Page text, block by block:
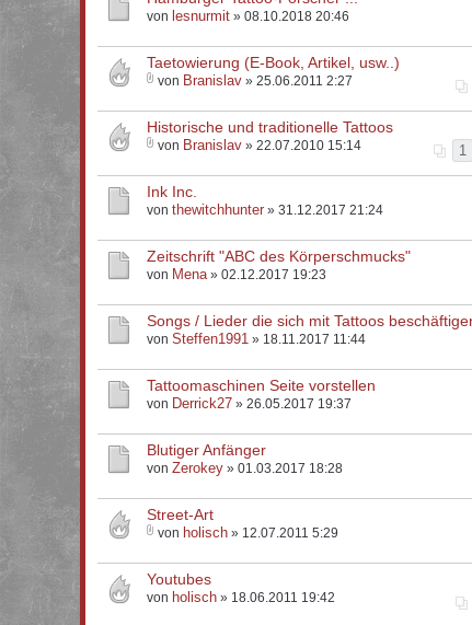
von lesnurmit » 08.10.2018 20:46
Taetowierung (E-Book, Artikel, usw..)
von Branislav » 25.06.2011 2:27
Historische und traditionelle Tattoos
1
von Branislav » 22.07.2010 15:14
Ink Inc.
von thewitchhunter » 31.12.2017 21:24
Zeitschrift "ABC des Körperschmucks"
von Mena» 02.12.2017 19:23
Songs / Lieder die sich mit Tattoos
von Steffen1991 » 18.11.2017 11:44
Tattoomaschinen Seite vorstellen
von Derrick27 » 26.05.2017 19:37
Blutiger Anfänger
von Zerokey » 01.03.2017 18:28
Street-Art
von holisch » 12.07.2011 5:29
Youtubes
von holisch » 18.06.2011 19:42